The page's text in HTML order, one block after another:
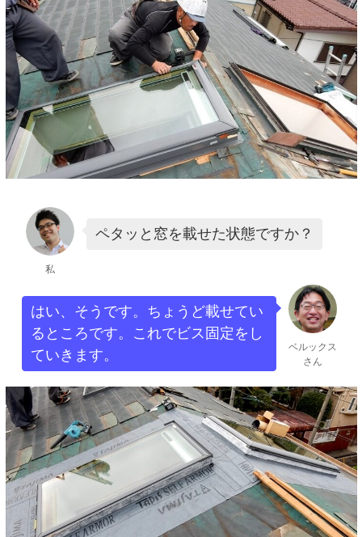
私
ペタッと窓を載せた状態ですか？
ベルックス
さん
はい、そうです。ちょうど載せてい
るところです。これでビス固定をし
ていきます。